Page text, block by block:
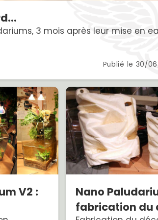
3 mois après leur mise en
Publié le 30/
V2 :
Nano
fabrication du